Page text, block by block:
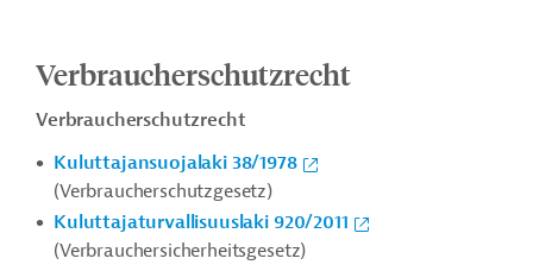
Verbraucherschutzrecht
Verbraucherschutzrecht
Kuluttajansuojalaki 38/1978
(Verbraucherschutzgesetz)
Kuluttajaturvallisuuslaki 920/2011
(Verbrauchersicherheitsgesetz)